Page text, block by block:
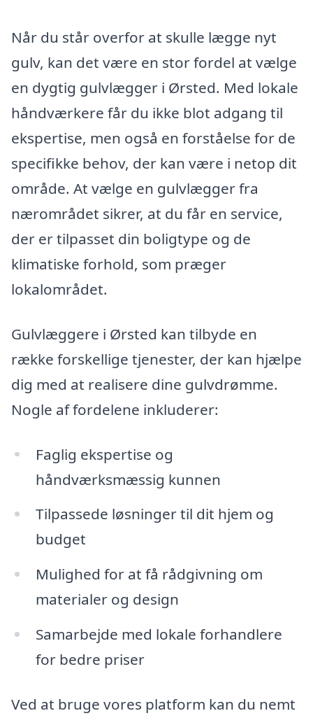
Når du står overfor at skulle lægge nyt
gulv, kan det være en stor fordel at vælge
en dygtig gulvlægger i Ørsted. Med lokale
håndværkere får du ikke blot adgang til
ekspertise, men også en forståelse for de
specifikke behov, der kan være i netop dit
område. At vælge en gulvlægger fra
nærområdet sikrer, at du får en service,
der er tilpasset din boligtype og de
klimatiske forhold, som præger
lokalområdet.
Gulvlæggere i Ørsted kan tilbyde en
række forskellige tjenester, der kan hjælpe
dig med at realisere dine gulvdrømme.
Nogle af fordelene inkluderer:
Faglig ekspertise og
håndværksmæssig kunnen
Tilpassede løsninger til dit hjem og
budget
Mulighed for at få rådgivning om
materialer og design
Samarbejde med lokale forhandlere
for bedre priser
Ved at bruge vores platform kan du nemt